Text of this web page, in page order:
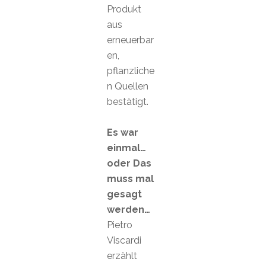
Produkt
aus
erneuerbar
en,
pflanzliche
n Quellen
bestätigt.
Es war
einmal…
oder Das
muss mal
gesagt
werden…
Pietro
Viscardi
erzählt